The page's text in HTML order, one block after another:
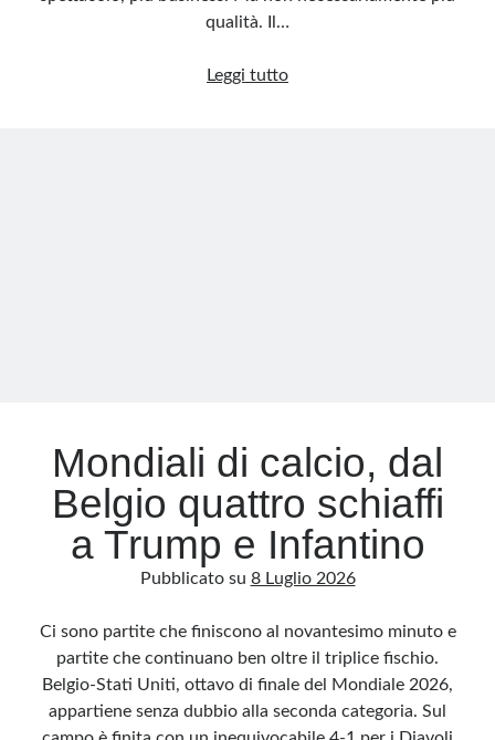
qualità. Il…
Leggi tuttoIl
Mondiali di calcio, dal
Belgio quattro schiaffi
a Trump e Infantino
Pubblicato su 8 Luglio 2026
Ci sono partite che finiscono al novantesimo minuto e
partite che continuano ben oltre il triplice fischio.
Belgio-Stati Uniti, ottavo di finale del Mondiale 2026,
appartiene senza dubbio alla seconda categoria. Sul